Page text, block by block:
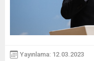
Yayınlama: 12.03.2023